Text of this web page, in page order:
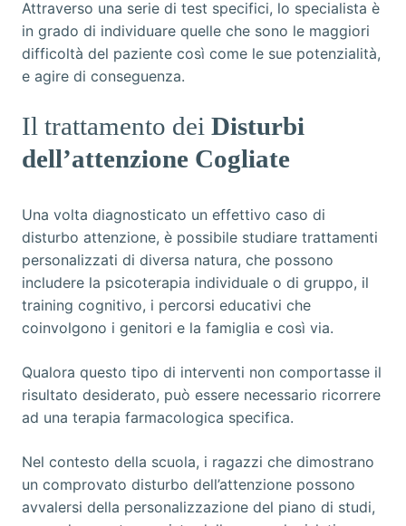
Attraverso una serie di test specifici, lo specialista è
in grado di individuare quelle che sono le maggiori
difficoltà del paziente così come le sue potenzialità,
e agire di conseguenza.
Il trattamento dei Disturbi
dell’attenzione Cogliate
Una volta diagnosticato un effettivo caso di
disturbo attenzione, è possibile studiare trattamenti
personalizzati di diversa natura, che possono
includere la psicoterapia individuale o di gruppo, il
training cognitivo, i percorsi educativi che
coinvolgono i genitori e la famiglia e così via.
Qualora questo tipo di interventi non comportasse il
risultato desiderato, può essere necessario ricorrere
ad una terapia farmacologica specifica.
Nel contesto della scuola, i ragazzi che dimostrano
un comprovato disturbo dell’attenzione possono
avvalersi della personalizzazione del piano di studi,